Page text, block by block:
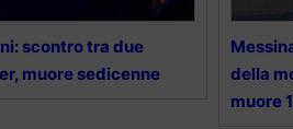
scontro tra due
muore sedicenne
della
muore